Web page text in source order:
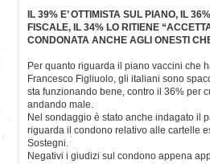
IL 39% E’ OTTIMISTA SUL PIANO, IL
FISCALE, IL 34% LO RITIENE
CONDONATA ANCHE AGLI ONESTI
Per quanto riguarda il piano vaccini che
Francesco Figliuolo, gli italiani sono
sta funzionando bene, contro il 36% per
andando male.
Nel sondaggio è stato anche indagato il
riguarda il condono relativo alle cartelle
Sostegni.
Negativi i giudizi sul condono appena